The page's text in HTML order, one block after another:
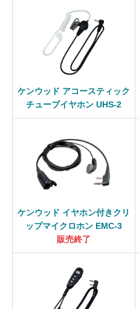
ケンウッド アコースティック
チューブイヤホン UHS-2
ケンウッド イヤホン付きクリ
ップマイクロホン EMC-3
販売終了